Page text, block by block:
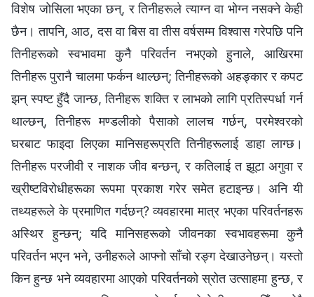
विशेष जोसिला भएका छन्, र तिनीहरूले त्याग्‍न वा भोग्‍न नसक्‍ने केही
छैन। तापनि, आठ, दस वा बिस वा तीस वर्षसम्म विश्‍वास गरेपछि पनि
तिनीहरूको स्वभावमा कुनै परिवर्तन नभएको हुनाले, आखिरमा
तिनीहरू पुरानै चालमा फर्कन थाल्छन्; तिनीहरूको अहङ्कार र कपट
झन् स्पष्ट हुँदै जान्छ, तिनीहरू शक्ति र लाभको लागि प्रतिस्पर्धा गर्न
थाल्छन्, तिनीहरू मण्डलीको पैसाको लालच गर्छन्, परमेश्‍वरको
घरबाट फाइदा लिएका मानिसहरूप्रति तिनीहरूलाई डाहा लाग्छ।
तिनीहरू परजीवी र नाशक जीव बन्छन्, र कतिलाई त झूटा अगुवा र
ख्रीष्टविरोधीहरूका रूपमा प्रकाश गरेर समेत हटाइन्छ। अनि यी
तथ्यहरूले के प्रमाणित गर्दछन्? व्यवहारमा मात्र भएका परिवर्तनहरू
अस्थिर हुन्छन्; यदि मानिसहरूको जीवनका स्वभावहरूमा कुनै
परिवर्तन भएन भने, उनीहरूले आफ्नो साँचो रङ्ग देखाउनेछन्। यस्तो
किन हुन्छ भने व्यवहारमा आएको परिवर्तनको स्रोत उत्साहमा हुन्छ, र